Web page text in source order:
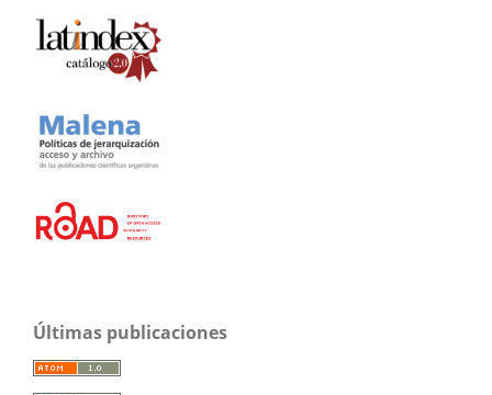
Últimas publicaciones